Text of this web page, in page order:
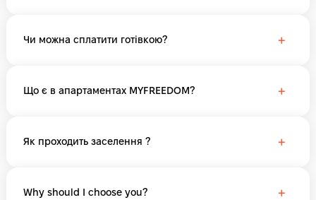
Чи можна сплатити готівкою? +
Що є в апартаментах MYFREEDOM? +
Як проходить заселення ? +
Why should I choose you? +